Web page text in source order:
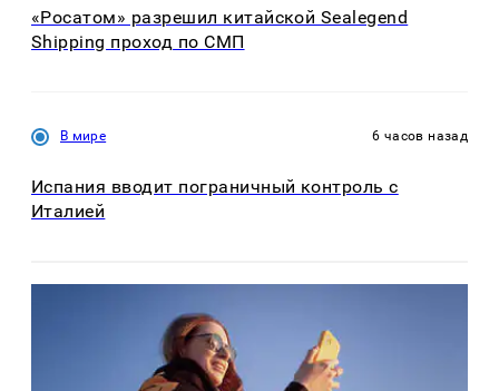
«Росатом» разрешил китайской Sealegend
Shipping проход по СМП
В мире 6 часов назад
Испания вводит пограничный контроль с
Италией